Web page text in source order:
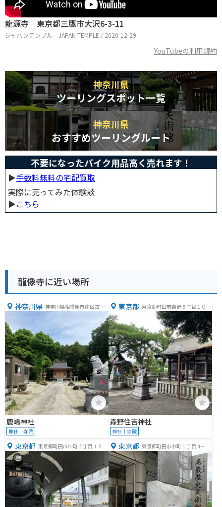
龍源寺 東京都三鷹市大沢6-3-11
ジャパンテンプル JAPAN TEMPLE / 2020-12-29
YouTubeの利用規約
神奈川県
ツーリングスポット一覧
神奈川県
おすすめツーリングルート
不要になったバイク用品高く売れます！
▶︎手数料無料の宅配買取
実際に売ってみた体験談
▶︎こちら
龍像寺に近い場所
神奈川県 神奈川県相模原市南区古淵
鹿嶋神社
神社｜寺院
東京都 東京都町田市森野５丁目１０
森野住吉神社
神社｜寺院
東京都 東京都町田市中町２丁目１３ 東京都 東京都町田市中町１丁目４−１
０